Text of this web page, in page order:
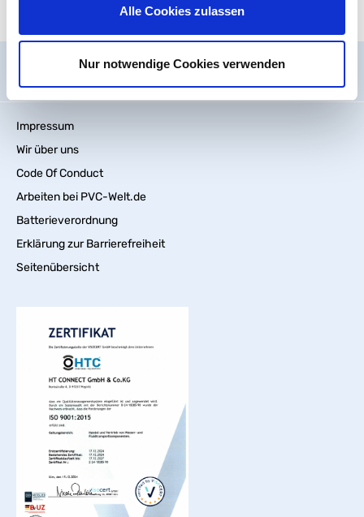
Alle Cookies zulassen
Nur notwendige Cookies verwenden
Impressum
Wir über uns
Code Of Conduct
Arbeiten bei PVC-Welt.de
Batterieverordnung
Erklärung zur Barrierefreiheit
Seitenübersicht